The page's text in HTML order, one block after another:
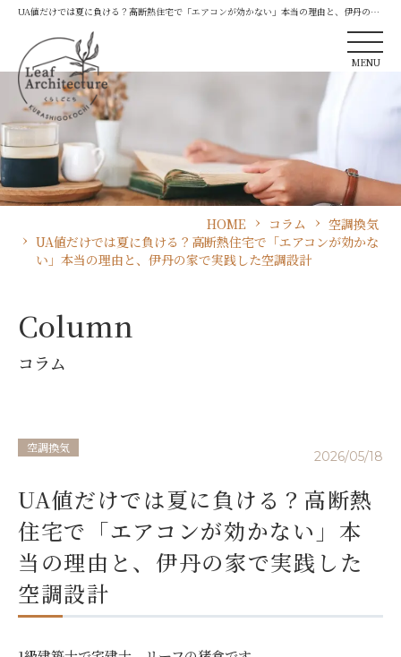
UA値だけでは夏に負ける？高断熱住宅で「エアコンが効かない」本当の理由と、伊丹の家
MENU
HOME コラム
空調換気
UA値だけでは夏に負ける？高断熱住宅で「エアコンが効かな
い」本当の理由と、伊丹の家で実践した空調設計
Column
コラム
空調換気
2026/05/18
UA値だけでは夏に負ける？高断熱
住宅で「エアコンが効かない」本
当の理由と、伊丹の家で実践した
空調設計